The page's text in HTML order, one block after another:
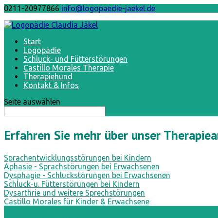
0211-20977866 info@logopaedie-jaekel.de
Start
Logopädie
Schluck- und Fütterstörungen
Castillo Morales Therapie
Therapiehund
Kontakt & Infos
Seite auswählen
Erfahren Sie mehr über unser
Sprachentwicklungsstörungen bei Kindern
Aphasie - Sprachstörungen bei Erwachsenen
Dysphagie - Schluckstörungen bei Erwachsenen
Schluck-u. Fütterstörungen bei Kindern
Dysarthrie und weitere Sprechstörungen
Castillo Morales für Kinder & Erwachsene